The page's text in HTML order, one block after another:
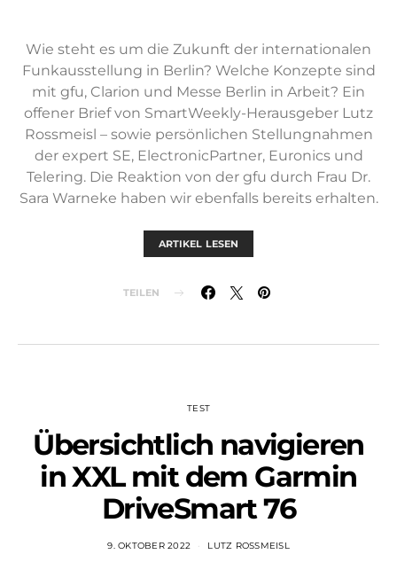
Wie steht es um die Zukunft der internationalen
Funkausstellung in Berlin? Welche Konzepte sind
mit gfu, Clarion und Messe Berlin in Arbeit? Ein
offener Brief von SmartWeekly-Herausgeber Lutz
Rossmeisl – sowie persönlichen Stellungnahmen
der expert SE, ElectronicPartner, Euronics und
Telering. Die Reaktion von der gfu durch Frau Dr.
Sara Warneke haben wir ebenfalls bereits erhalten.
ARTIKEL LESEN
TEILEN
TEST
Übersichtlich navigieren
in XXL mit dem Garmin
DriveSmart 76
9. OKTOBER 2022 LUTZ ROSSMEISL